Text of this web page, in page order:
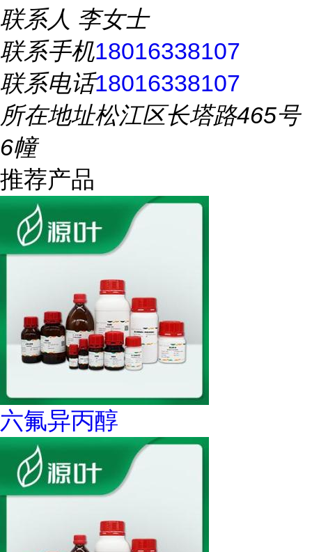
联系人 李女士
联系手机18016338107
联系电话18016338107
所在地址松江区长塔路465号
6幢
推荐产品
六氟异丙醇